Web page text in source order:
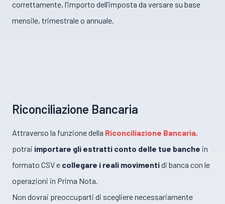
correttamente, l’importo dell’imposta da versare su base
mensile, trimestrale o annuale.
Riconciliazione Bancaria
Attraverso la funzione della Riconciliazione Bancaria,
potrai importare gli estratti conto delle tue banche in
formato CSV e collegare i reali movimentidi banca con le
operazioni in Prima Nota.
Non dovrai preoccuparti di scegliere necessariamente